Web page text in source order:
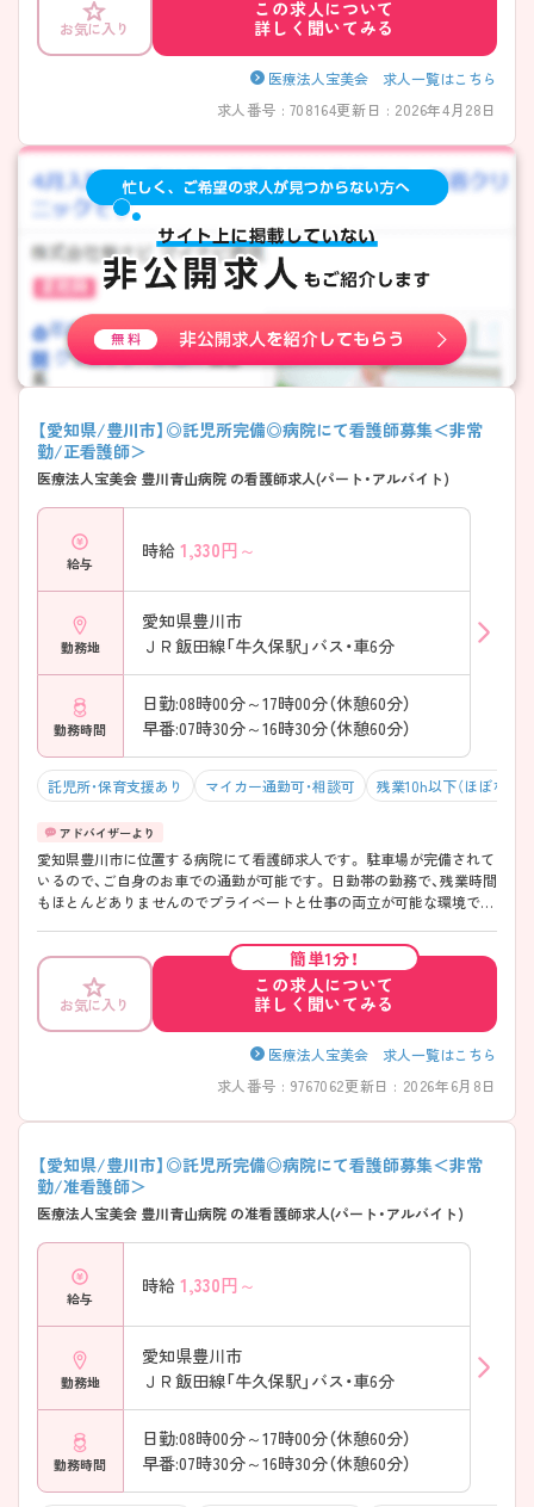
のでお気軽にご相談ください。
お気に入り
この求人について
詳しく聞いてみる
医療法人宝美会 求人一覧はこちら
求人番号 : 708164更新日 : 2026年4月28日
【愛知県/豊川市】◎託児所完備◎病院にて看護師募集＜非常
勤/正看護師＞
医療法人宝美会 豊川青山病院 の看護師求人(パート・アルバイト)
給与
時給 1,330円～
勤務地
愛知県豊川市
ＪＲ飯田線「牛久保駅」バス・車6分
勤務時間
日勤:08時00分～17時00分（休憩60分）
早番:07時30分～16時30分（休憩60分）
託児所・保育支援あり マイカー通勤可・相談可 残業10h以下（ほぼなし）
愛知県豊川市に位置する病院にて看護師求人です。 駐車場が完備されて
いるので、ご自身のお車での通勤が可能です。 日勤帯の勤務で、残業時間
もほとんどありませんのでプライベートと仕事の両立が可能な環境で
の方には詳細の情報や面接のポイントをお伝えしますのでお気軽にお問
い合わせくださいませ。
お気に入り
簡単1分！
この求人について
詳しく聞いてみる
医療法人宝美会 求人一覧はこちら
求人番号 : 9767062更新日 : 2026年6月8日
【愛知県/豊川市】◎託児所完備◎病院にて看護師募集＜非常
勤/准看護師＞
医療法人宝美会 豊川青山病院 の准看護師求人(パート・アルバイト)
給与
時給 1,330円～
勤務地
愛知県豊川市
ＪＲ飯田線「牛久保駅」バス・車6分
勤務時間
日勤:08時00分～17時00分（休憩60分）
早番:07時30分～16時30分（休憩60分）